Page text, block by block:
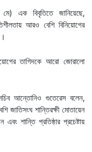
মে) এক বিবৃতিতে জানিয়েছে,
আরও বেশি বিনিয়োগের
তাগিদকে আরো জোরালো
আন্তোনিও গুতেরেস বলেন,
জাতিসংঘ শান্তিরক্ষী মোতায়েন
শান্তি প্রতিষ্ঠার প্রচেষ্টায়